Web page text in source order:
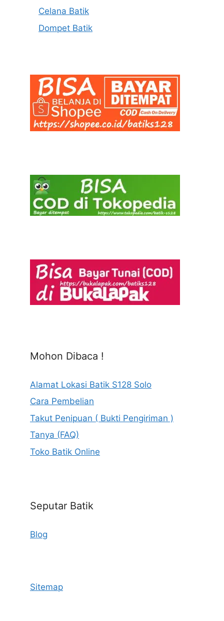
Celana Batik
Dompet Batik
Mohon Dibaca !
Alamat Lokasi Batik S128 Solo
Cara Pembelian
Takut Penipuan ( Bukti Pengiriman )
Tanya (FAQ)
Toko Batik Online
Seputar Batik
Blog
Sitemap